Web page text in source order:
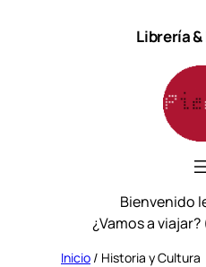
Librería
Bienvenido
¿Vamos a viajar?
Inicio / Historia y Cultura